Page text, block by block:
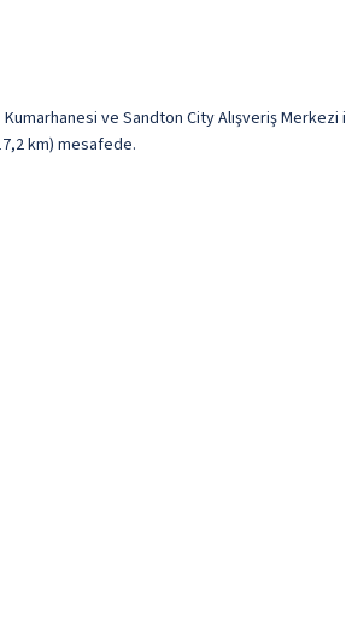
ve Sandton City Alışveriş
km) mesafede.